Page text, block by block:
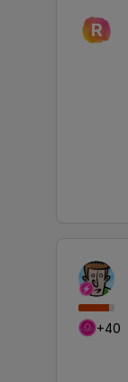
R
+40